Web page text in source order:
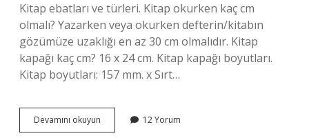
Kitap ebatları ve türleri. Kitap okurken kaç cm
olmalı? Yazarken veya okurken defterin/kitabın
gözümüze uzaklığı en az 30 cm olmalıdır. Kitap
kapağı kaç cm? 16 x 24 cm. Kitap kapağı boyutları.
Kitap boyutları: 157 mm. x Sırt…
Devamını okuyun
Kapağı
12 Yorum